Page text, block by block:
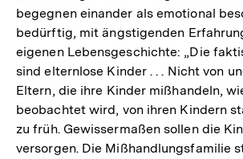
begegnen einander als emotional
bedürftig, mit ängstigenden
eigenen Lebensgeschichte: „Die
sind elternlose Kinder . . . Nicht von
Eltern, die ihre Kinder mißhandeln,
beobachtet wird, von ihren Kindern
zu früh. Gewissermaßen sollen die
versorgen. Die Mißhandlungsfamilie